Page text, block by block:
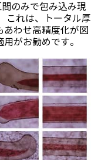
のみで包み込み現
これは、トータル厚
わせ高精度化が図
がお勧めです。